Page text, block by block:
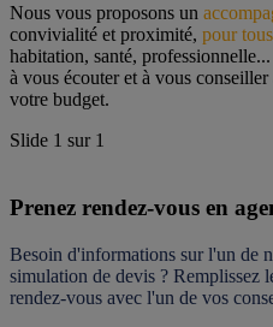
Nous vous proposons un
convivialité et proximité, pour
habitation, santé,
à vous écouter et à vous
votre budget.
Slide 1 sur 1
Prenez rendez-vous en
Besoin d'informations sur l'un de
simulation de devis ? Remplissez
rendez-vous avec l'un de vos